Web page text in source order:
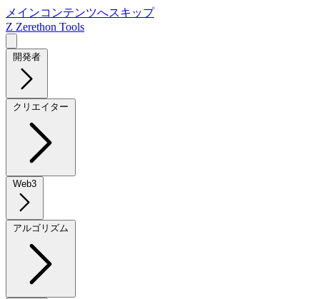
メインコンテンツへスキップ
Z Zerethon Tools
開発者
クリエイター
Web3
アルゴリズム